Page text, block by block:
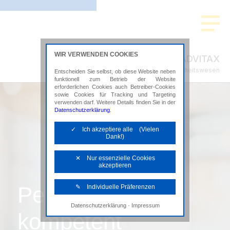
ADVITAX
Steuerberatung im Gesundheitswesen
Persönlich,
kompetent
WIR VERWENDEN COOKIES
Entscheiden Sie selbst, ob diese Website neben
funktionell zum Betrieb der Website
erforderlichen Cookies auch Betreiber-Cookies
sowie Cookies für Tracking und Targeting
verwenden darf. Weitere Details finden Sie in der
Datenschutzerklärung
✓ Ich akzeptiere alle (Vielen
Dank!)
✕ Nur essenzielle Cookies
akzeptieren
✎ Individuelle Präferenzen
Notwendige Cookies
Diese Cookies sind erforderlich, um die
Datenschutzerklärung· Impressum